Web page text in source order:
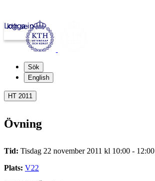
kth.se
Logga in
Sök
English
HT 2011
Övning
Tid: Tisdag 22 november 2011 kl 10:00 - 12:00
Plats: V22